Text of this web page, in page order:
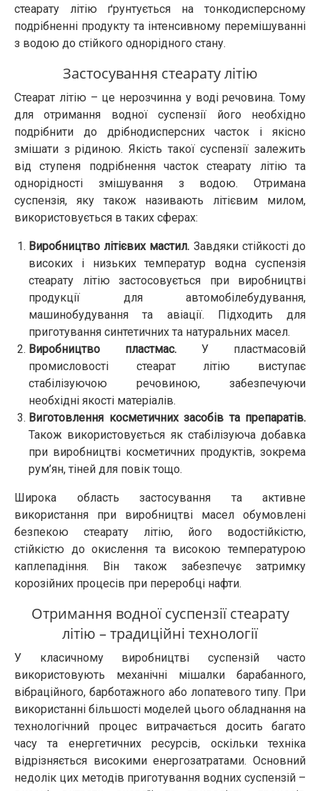
стеарату літію ґрунтується на тонкодисперсному
подрібненні продукту та інтенсивному перемішуванні
з водою до стійкого однорідного стану.
Застосування стеарату літію
Стеарат літію – це нерозчинна у воді речовина. Тому
для отримання водної суспензії його необхідно
подрібнити до дрібнодисперсних часток і якісно
змішати з рідиною. Якість такої суспензії залежить
від ступеня подрібнення часток стеарату літію та
однорідності змішування з водою. Отримана
суспензія, яку також називають літієвим милом,
використовується в таких сферах:
Виробництво літієвих мастил. Завдяки стійкості до
високих і низьких температур водна суспензія
стеарату літію застосовується при виробництві
продукції для автомобілебудування,
машинобудування та авіації. Підходить для
приготування синтетичних та натуральних масел.
Виробництво пластмас. У пластмасовій
промисловості стеарат літію виступає
стабілізуючою речовиною, забезпечуючи
необхідні якості матеріалів.
Виготовлення косметичних засобів та препаратів.
Також використовується як стабілізуюча добавка
при виробництві косметичних продуктів, зокрема
рум’ян, тіней для повік тощо.
Широка область застосування та активне
використання при виробництві масел обумовлені
безпекою стеарату літію, його водостійкістю,
стійкістю до окислення та високою температурою
каплепадіння. Він також забезпечує затримку
корозійних процесів при переробці нафти.
Отримання водної суспензії стеарату
літію – традиційні технології
У класичному виробництві суспензій часто
використовують механічні мішалки барабанного,
вібраційного, барботажного або лопатевого типу. При
використанні більшості моделей цього обладнання на
технологічний процес витрачається досить багато
часу та енергетичних ресурсів, оскільки техніка
відрізняється високими енергозатратами. Основний
недолік цих методів приготування водних суспензій –